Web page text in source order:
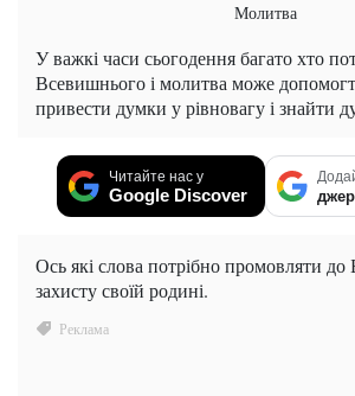
Молитва
У важкі часи сьогодення багато хто
Всевишнього і молитва може
привести думки у рівновагу і знайти
Читайте нас у
Google Discover
Ось які слова потрібно промовляти до
захисту своїй родині.